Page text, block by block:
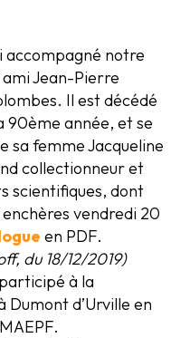
accompagné notre
Jean-Pierre
Il est décédé
90ème année, et se
sa femme Jacqueline
collectionneur et
scientifiques, dont
vendredi 20
en PDF.
du 18/12/2019)
à la
Dumont d’Urville en